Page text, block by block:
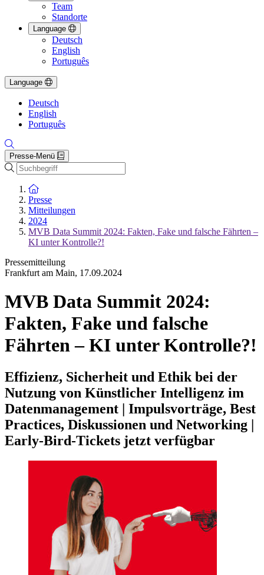
Team
Standorte
Language
Deutsch
English
Português
Language
Deutsch
English
Português
Presse-Menü
Suche
Zur Startseite
Presse
Mitteilungen
2024
MVB Data Summit 2024: Fakten, Fake und falsche Fährten –
KI unter Kontrolle?!
Pressemitteilung
Frankfurt am Main, 17.09.2024
MVB Data Summit 2024:
Fakten, Fake und falsche
Fährten – KI unter Kontrolle?!
Effizienz, Sicherheit und Ethik bei der
Nutzung von Künstlicher Intelligenz im
Datenmanagement | Impulsvorträge, Best
Practices, Diskussionen und Networking |
Early-Bird-Tickets jetzt verfügbar